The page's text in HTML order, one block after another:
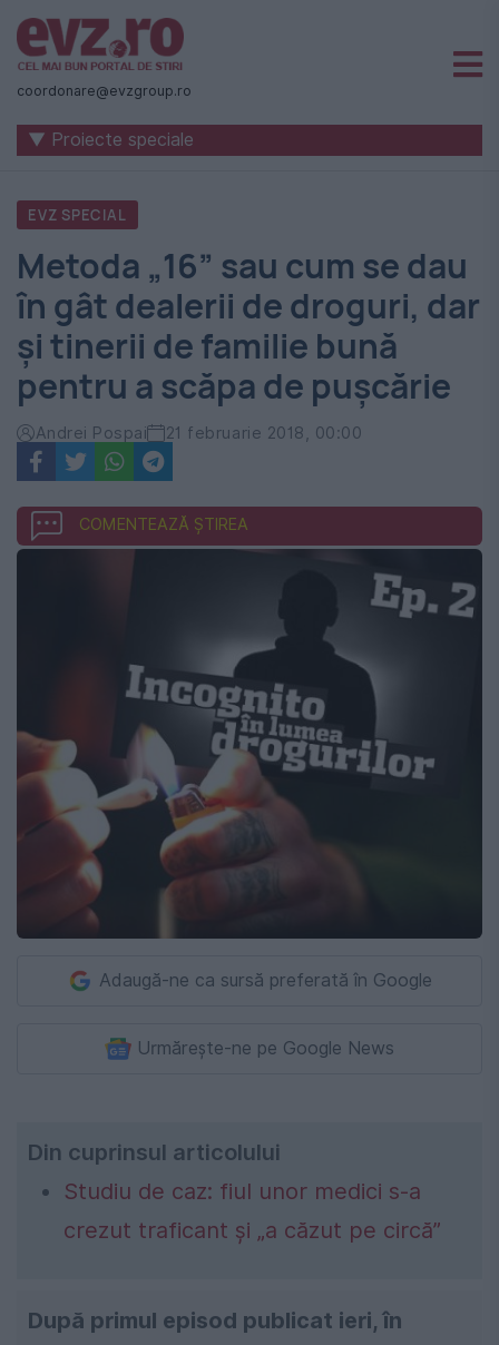
Știri
naționale
internaționale
România
-
Evenimentul
Zilei
coordonare@evzgroup.ro
▼ Proiecte speciale
EVZ SPECIAL
Metoda „16” sau cum se dau
în gât dealerii de droguri, dar
și tinerii de familie bună
pentru a scăpa de pușcărie
Andrei Pospai 21 februarie 2018, 00:00
COMENTEAZĂ ȘTIREA
Adaugă-ne ca sursă preferată în Google
Urmărește-ne pe Google News
Din cuprinsul articolului
Studiu de caz: fiul unor medici s-a
crezut traficant și „a căzut pe circă”
După primul episod publicat ieri, în